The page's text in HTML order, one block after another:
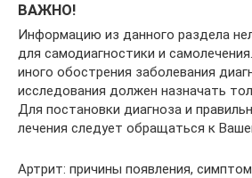
ВАЖНО!
Информацию из данного раздела
для самодиагностики и
иного обострения заболевания
исследования должен назначать
Для постановки диагноза и
лечения следует обращаться к
Артрит: причины появления,